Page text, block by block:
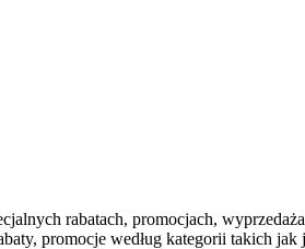
rabatach, promocjach,
promocje według kategorii takich